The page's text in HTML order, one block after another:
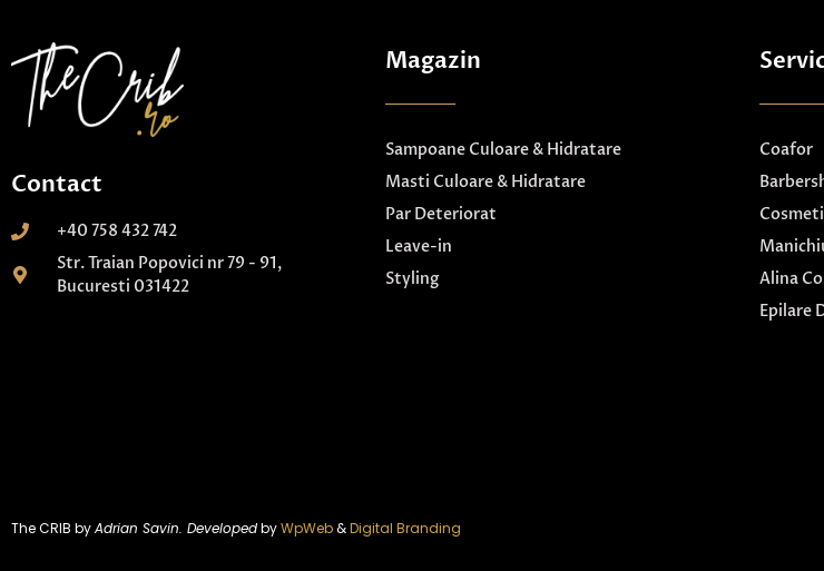
Contact
+40 758 432 742
Str. Traian Popovici nr 79 - 91,
Bucuresti 031422
Magazin
Sampoane Culoare & Hidratare
Masti Culoare & Hidratare
Par Deteriorat
Leave-in
Styling
Coafor
Alina
Epilare
The CRIB byAdrian Savin. DevelopedbyWpWeb&Digital Branding